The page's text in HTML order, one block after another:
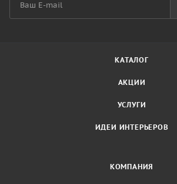
КАТАЛОГ
АКЦИИ
УСЛУГИ
ИДЕИ ИНТЕРЬЕРОВ
КОМПАНИЯ